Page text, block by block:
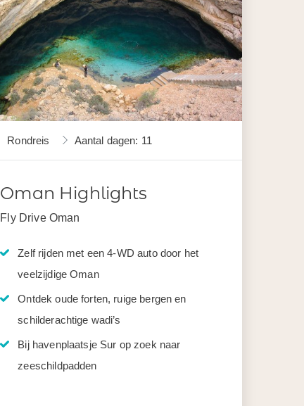
Rondreis Aantal dagen: 11
Oman Highlights
Fly Drive Oman
Zelf rijden met een 4-WD auto door het
veelzijdige Oman
Ontdek oude forten, ruige bergen en
schilderachtige wadi’s
Bij havenplaatsje Sur op zoek naar
zeeschildpadden